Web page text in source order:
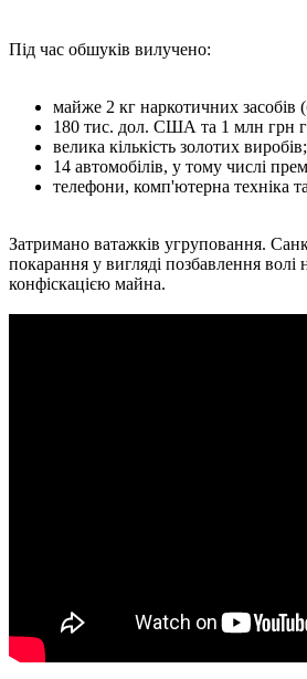
Під час обшуків вилучено:
майже 2 кг наркотичних засобів
180 тис. дол. США та 1 млн грн
велика кількість золотих виробів;
14 автомобілів, у тому числі
телефони, комп'ютерна техніка
Затримано ватажків угруповання.
покарання у вигляді позбавлення волі
конфіскацією майна.